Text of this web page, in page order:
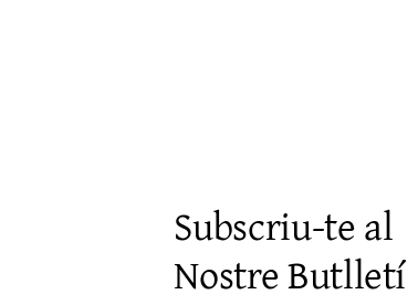
Subscriu-te al
Nostre Butlletí